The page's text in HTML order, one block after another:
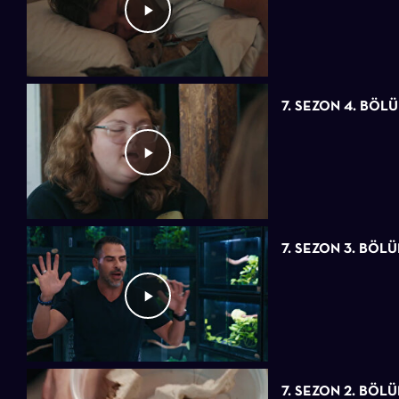
7. SEZON 4.
7. SEZON 3.
7. SEZON 2.